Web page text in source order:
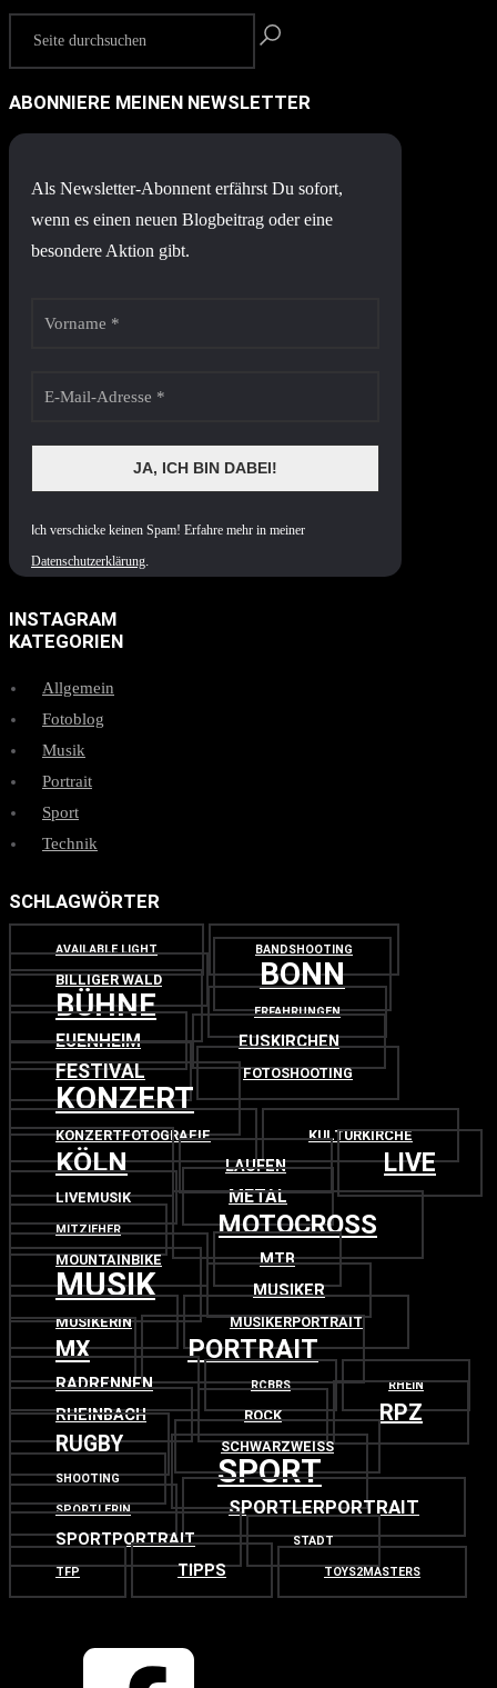
ABONNIERE MEINEN NEWSLETTER
Als Newsletter-Abonnent erfährst Du sofort,
wenn es einen neuen Blogbeitrag oder eine
besondere Aktion gibt.
ch verschicke keinen Spam! Erfahre mehr in meiner
Datenschutzerklärung.
INSTAGRAM
KATEGORIEN
Allgemein
Fotoblog
Musik
Portrait
Sport
Technik
SCHLAGWÖRTER
AVAILABLE LIGHT BANDSHOOTING
BILLIGER WALD BONN
BÜHNE ERFAHRUNGEN
EUENHEIM EUSKIRCHEN
FESTIVAL FOTOSHOOTING
KONZERT
KONZERTFOTOGRAFIE KULTURKIRCHE
KÖLN LAUFEN LIVE
LIVEMUSIK METAL
MITZIEHER MOTOCROSS
MOUNTAINBIKE MTB
MUSIK MUSIKER
MUSIKERIN MUSIKERPORTRAIT
MX PORTRAIT
RADRENNEN RCBRS RHEIN
RHEINBACH ROCK RPZ
RUGBY SCHWARZWEISS
SHOOTING SPORT
SPORTLERIN SPORTLERPORTRAIT
SPORTPORTRAIT STADT
TFP TIPPS TOYS2MASTERS
OBEN